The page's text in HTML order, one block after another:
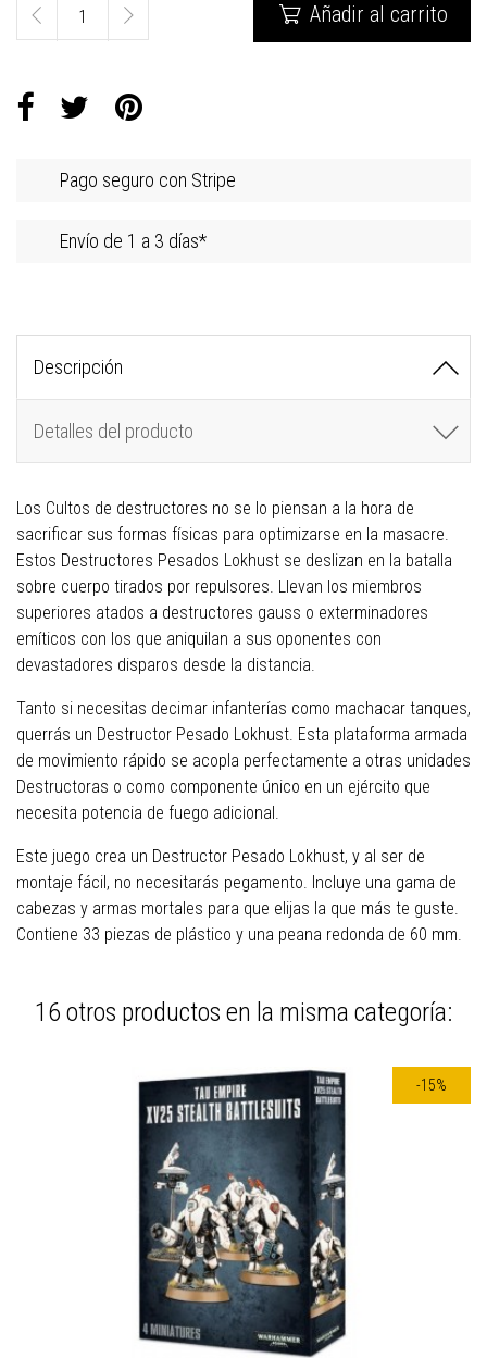
 Añadir al carrito
Pago seguro con Stripe
Envío de 1 a 3 días*
Descripción
Detalles del producto
Los Cultos de destructores no se lo piensan a la hora de
sacrificar sus formas físicas para optimizarse en la masacre.
Estos Destructores Pesados Lokhust se deslizan en la batalla
sobre cuerpo tirados por repulsores. Llevan los miembros
superiores atados a destructores gauss o exterminadores
emíticos con los que aniquilan a sus oponentes con
devastadores disparos desde la distancia.
Tanto si necesitas decimar infanterías como machacar tanques,
querrás un Destructor Pesado Lokhust. Esta plataforma armada
de movimiento rápido se acopla perfectamente a otras unidades
Destructoras o como componente único en un ejército que
necesita potencia de fuego adicional.
Este juego crea un Destructor Pesado Lokhust, y al ser de
montaje fácil, no necesitarás pegamento. Incluye una gama de
cabezas y armas mortales para que elijas la que más te guste.
Contiene 33 piezas de plástico y una peana redonda de 60 mm.
16 otros productos en la misma categoría:
-15%